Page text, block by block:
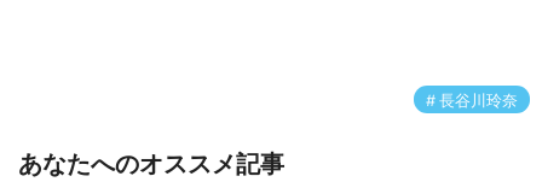
長谷川玲奈
あなたへのオススメ記事